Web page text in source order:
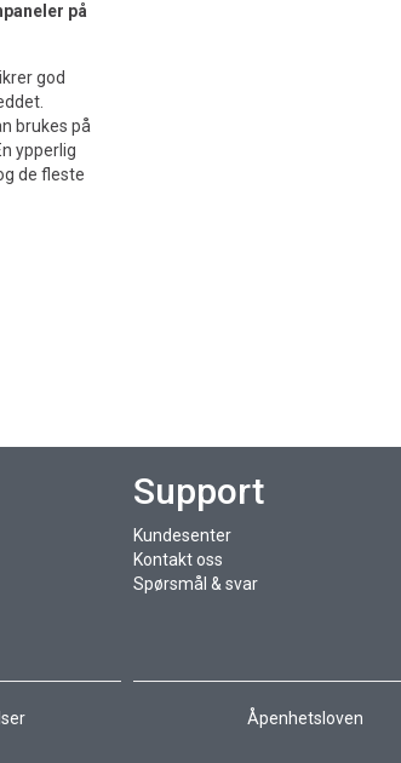
på
god
brukes på
ypperlig
de fleste
Support
Kundesenter
Kontakt oss
Spørsmål & svar
Åpenhetsloven